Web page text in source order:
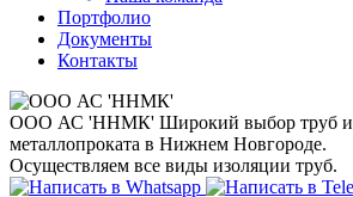
Портфолио
Документы
Контакты
ООО АС 'ННМК' Широкий выбор труб и
металлопроката в Нижнем Новгороде.
Осуществляем все виды изоляции труб.